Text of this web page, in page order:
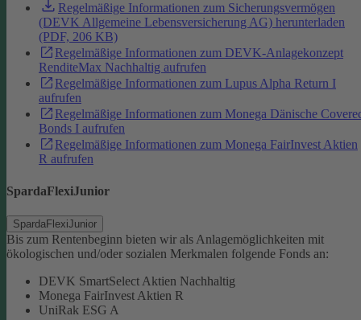
Regelmäßige Informationen zum Sicherungsvermögen
(DEVK Allgemeine Lebensversicherung AG) herunterladen
(PDF, 206 KB)
Regelmäßige Informationen zum DEVK-Anlagekonzept
RenditeMax Nachhaltig aufrufen
Regelmäßige Informationen zum Lupus Alpha Return I
aufrufen
Regelmäßige Informationen zum Monega Dänische
Bonds I aufrufen
Regelmäßige Informationen zum Monega FairInvest Aktien
R aufrufen
SpardaFlexiJunior
SpardaFlexiJunior
Bis zum Rentenbeginn bieten wir als Anlagemöglichkeiten mit
ökologischen und/oder sozialen Merkmalen folgende Fonds an:
DEVK SmartSelect Aktien Nachhaltig
Monega FairInvest Aktien R
UniRak ESG A